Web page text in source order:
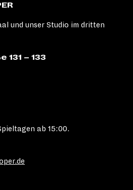
und unser Studio im dritten
131 – 133
ab 15:00.